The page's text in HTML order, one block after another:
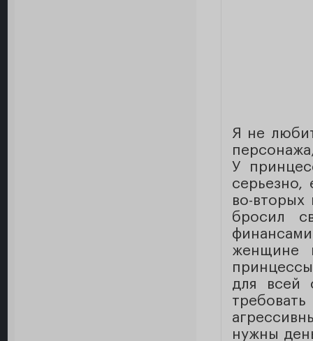
Я не
У
серьезно,
во-
бросил
женщине
для всей
нужны